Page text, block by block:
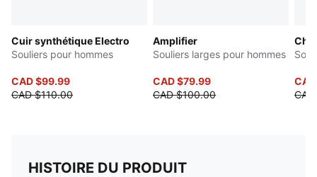
Cuir synthétique Electro
Souliers pour hommes
CAD $99.99
CAD $110.00
Amplifier
Souliers larges pour hommes
CAD $79.99
CAD $100.00
HISTOIRE DU PRODUIT